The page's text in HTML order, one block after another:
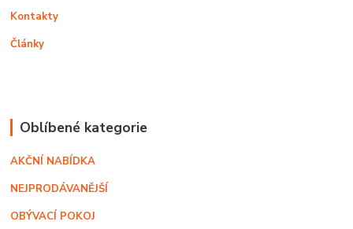
Kontakty
Články
Oblíbené kategorie
AKČNÍ NABÍDKA
NEJPRODÁVANĚJŠÍ
OBÝVACÍ POKOJ